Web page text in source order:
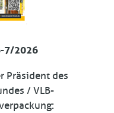
7/2026
Präsident des
/ VLB-